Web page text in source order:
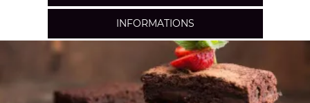
INFORMATIONS